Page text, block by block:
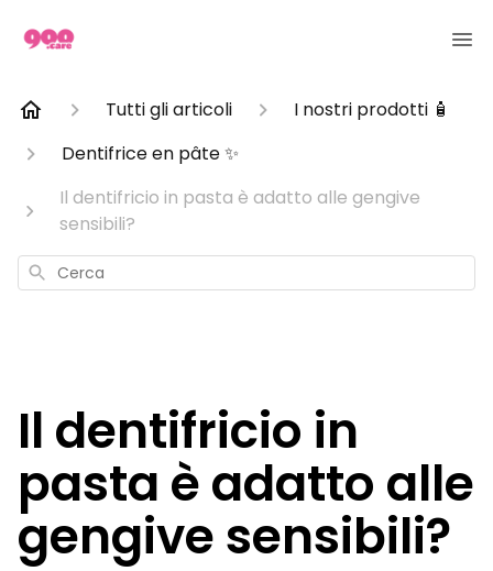
Tutti gli articoli
I nostri prodotti 🧴
Dentifrice en pâte ✨
Il dentifricio in pasta è adatto alle gengive
sensibili?
Cerca
Il dentifricio in
pasta è adatto alle
gengive sensibili?